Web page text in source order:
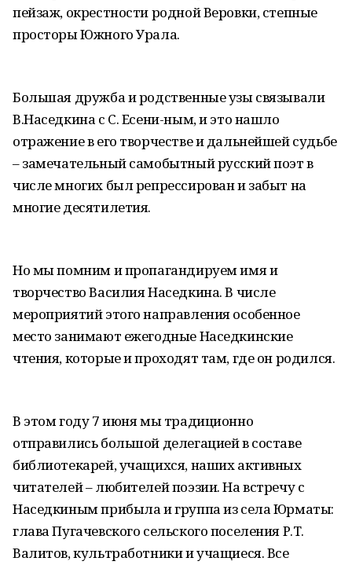
пейзаж, окрестности родной Веровки, степные
просторы Южного Урала.
Большая дружба и родственные узы связывали
В.Наседкина с С. Есени-ным, и это нашло
отражение в его творчестве и дальнейшей судьбе
– замечательный самобытный русский поэт в
числе многих был репрессирован и забыт на
многие десятилетия.
Но мы помним и пропагандируем имя и
творчество Василия Наседкина. В числе
мероприятий этого направления особенное
место занимают ежегодные Наседкинские
чтения, которые и проходят там, где он родился.
В этом году 7 июня мы традиционно
отправились большой делегацией в составе
библиотекарей, учащихся, наших активных
читателей – любителей поэзии. На встречу с
Наседкиным прибыла и группа из села Юрматы:
глава Пугачевского сельского поселения Р.Т.
Валитов, культработники и учащиеся. Все